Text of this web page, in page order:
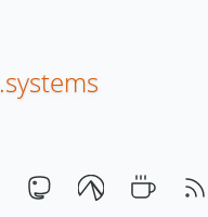
.systems